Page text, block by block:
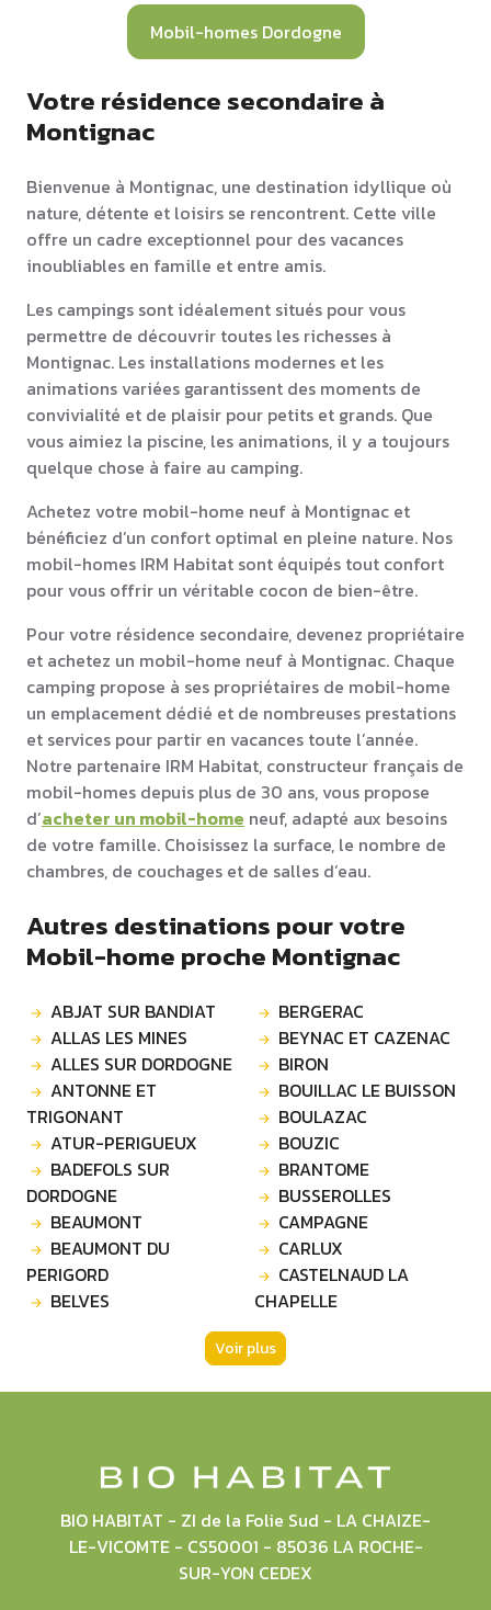
Mobil-homes Dordogne
Votre résidence secondaire à
Montignac
Bienvenue à Montignac, une destination idyllique où
nature, détente et loisirs se rencontrent. Cette ville
offre un cadre exceptionnel pour des vacances
inoubliables en famille et entre amis.
Les campings sont idéalement situés pour vous
permettre de découvrir toutes les richesses à
Montignac. Les installations modernes et les
animations variées garantissent des moments de
convivialité et de plaisir pour petits et grands. Que
vous aimiez la piscine, les animations, il y a toujours
quelque chose à faire au camping.
Achetez votre mobil-home neuf à Montignac et
bénéficiez d’un confort optimal en pleine nature. Nos
mobil-homes IRM Habitat sont équipés tout confort
pour vous offrir un véritable cocon de bien-être.
Pour votre résidence secondaire, devenez propriétaire
et achetez un mobil-home neuf à Montignac. Chaque
camping propose à ses propriétaires de mobil-home
un emplacement dédié et de nombreuses prestations
et services pour partir en vacances toute l’année.
Notre partenaire IRM Habitat, constructeur français de
mobil-homes depuis plus de 30 ans, vous propose
d’acheter un mobil-home neuf, adapté aux besoins
de votre famille. Choisissez la surface, le nombre de
chambres, de couchages et de salles d’eau.
Autres destinations pour votre
Mobil-home proche Montignac
ABJAT SUR BANDIAT
ALLAS LES MINES
ALLES SUR DORDOGNE
ANTONNE ET
TRIGONANT
ATUR-PERIGUEUX
BADEFOLS SUR
DORDOGNE
BEAUMONT
BEAUMONT DU
PERIGORD
BELVES
BERGERAC
BEYNAC ET CAZENAC
BIRON
BOUILLAC LE BUISSON
BOULAZAC
BOUZIC
BRANTOME
BUSSEROLLES
CAMPAGNE
CARLUX
CASTELNAUD LA
CHAPELLE
Voir plus
BIO HABITAT - ZI de la Folie Sud - LA CHAIZE-
LE-VICOMTE - CS50001 - 85036 LA ROCHE-
SUR-YON CEDEX